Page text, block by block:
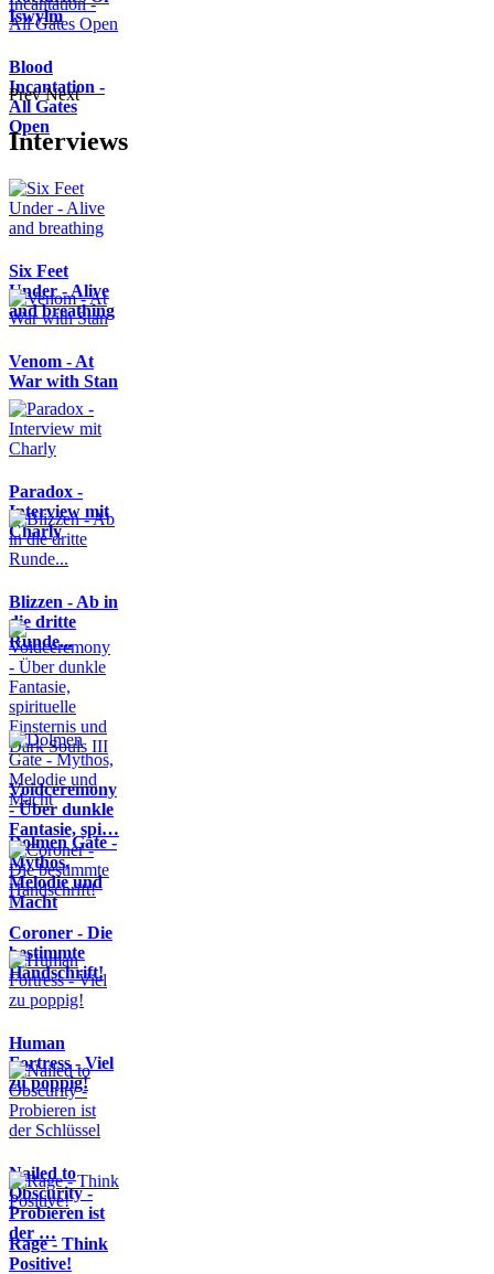
Iswylm
Blood
Incantation -
All Gates
Open
Prev Next
Interviews
Six Feet
Under - Alive
and breathing
Venom - At
War with Stan
Paradox -
Interview mit
Charly
Blizzen - Ab in
die dritte
Runde...
Voidceremony
- Über dunkle
Fantasie, spi…
Dolmen Gate -
Mythos,
Melodie und
Macht
Coroner - Die
bestimmte
Handschrift!
Human
Fortress - Viel
zu poppig!
Nailed to
Obscurity -
Probieren ist
der …
Rage - Think
Positive!